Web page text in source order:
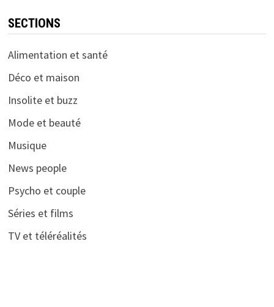
SECTIONS
Alimentation et santé
Déco et maison
Insolite et buzz
Mode et beauté
Musique
News people
Psycho et couple
Séries et films
TV et téléréalités